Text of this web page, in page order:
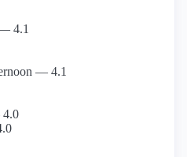
4.1
— 4.1